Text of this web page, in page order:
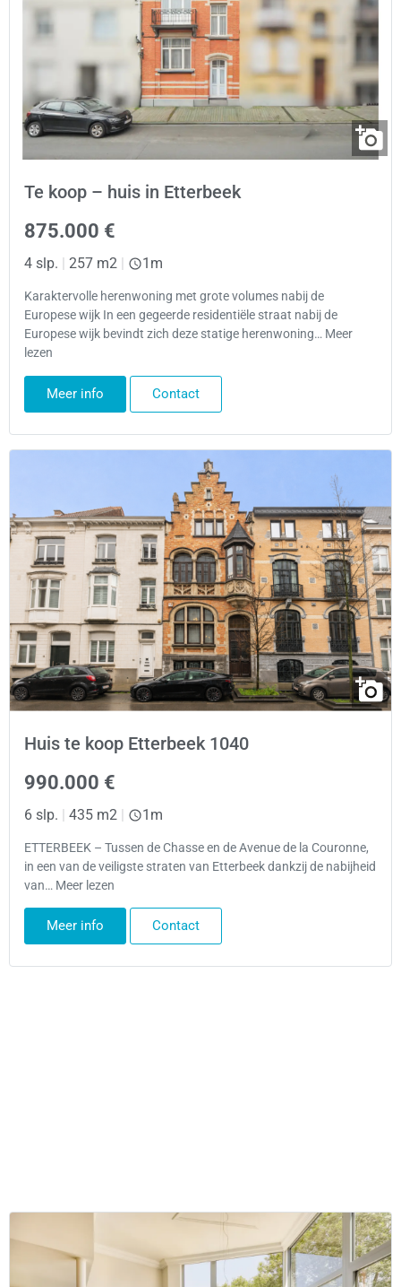
Te koop – huis in Etterbeek
875.000 €
4 slp. | 257 m2 | 1m
Karaktervolle herenwoning met grote volumes nabij de
Europese wijk In een gegeerde residentiële straat nabij de
Europese wijk bevindt zich deze statige herenwoning… Meer
lezen
Meer info Contact
Huis te koop Etterbeek 1040
990.000 €
6 slp. | 435 m2 | 1m
ETTERBEEK – Tussen de Chasse en de Avenue de la Couronne,
in een van de veiligste straten van Etterbeek dankzij de nabijheid
van… Meer lezen
Meer info Contact